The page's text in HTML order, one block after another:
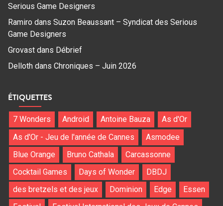
Serious Game Designers
Ramiro dans Suzon Beaussant – Syndicat des Serious
Game Designers
Grovast dans Débrief
Delloth dans Chroniques – Juin 2026
ÉTIQUETTES
7 Wonders Android Antoine Bauza
As d'Or
As d'Or - Jeu de l'année de Cannes
Asmodee
Blue Orange
Bruno Cathala
Carcassonne
Cocktail Games
Days of Wonder
DBDJ
des bretzels et des jeux
Dominion Edge
Essen